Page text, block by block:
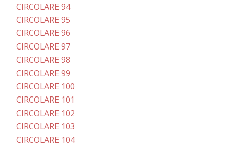
CIRCOLARE 94
CIRCOLARE 95
CIRCOLARE 96
CIRCOLARE 97
CIRCOLARE 98
CIRCOLARE 99
CIRCOLARE 100
CIRCOLARE 101
CIRCOLARE 102
CIRCOLARE 103
CIRCOLARE 104